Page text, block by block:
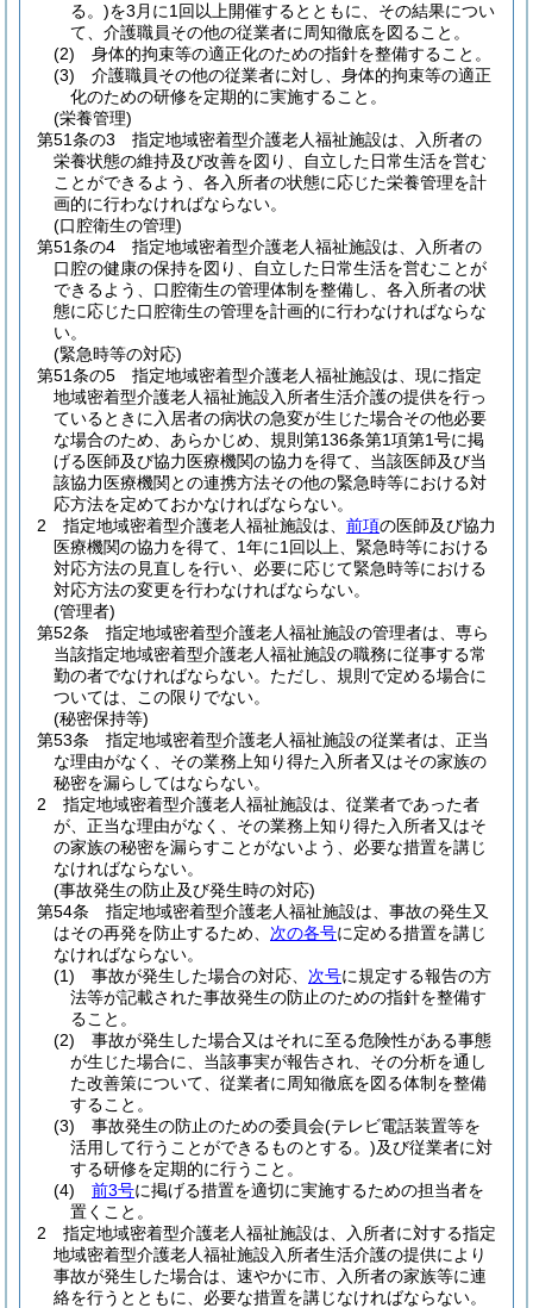
る。)を3月に1回以上開催するとともに、その結果につい
て、介護職員その他の従業者に周知徹底を図ること。
(2)
身体的拘束等の適正化のための指針を整備すること。
(3)
介護職員その他の従業者に対し、身体的拘束等の適正
化のための研修を定期的に実施すること。
(栄養管理)
第51条の3
指定地域密着型介護老人福祉施設は、入所者の
栄養状態の維持及び改善を図り、自立した日常生活を営む
ことができるよう、各入所者の状態に応じた栄養管理を計
画的に行わなければならない。
(口腔衛生の管理)
第51条の4
指定地域密着型介護老人福祉施設は、入所者の
口腔の健康の保持を図り、自立した日常生活を営むことが
できるよう、口腔衛生の管理体制を整備し、各入所者の状
態に応じた口腔衛生の管理を計画的に行わなければならな
い。
(緊急時等の対応)
第51条の5
指定地域密着型介護老人福祉施設は、現に指定
地域密着型介護老人福祉施設入所者生活介護の提供を行っ
ているときに入居者の病状の急変が生じた場合その他必要
な場合のため、あらかじめ、規則第136条第1項第1号に掲
げる医師及び協力医療機関の協力を得て、当該医師及び当
該協力医療機関との連携方法その他の緊急時等における対
応方法を定めておかなければならない。
2
指定地域密着型介護老人福祉施設は、 前項の医師及び協力
医療機関の協力を得て、1年に1回以上、緊急時等における
対応方法の見直しを行い、必要に応じて緊急時等における
対応方法の変更を行わなければならない。
(管理者)
第52条
指定地域密着型介護老人福祉施設の管理者は、専ら
当該指定地域密着型介護老人福祉施設の職務に従事する常
勤の者でなければならない。 ただし、規則で定める場合に
ついては、この限りでない。
(秘密保持等)
第53条
指定地域密着型介護老人福祉施設の従業者は、正当
な理由がなく、その業務上知り得た入所者又はその家族の
秘密を漏らしてはならない。
2
指定地域密着型介護老人福祉施設は、従業者であった者
が、正当な理由がなく、その業務上知り得た入所者又はそ
の家族の秘密を漏らすことがないよう、必要な措置を講じ
なければならない。
(事故発生の防止及び発生時の対応)
第54条
指定地域密着型介護老人福祉施設は、事故の発生又
はその再発を防止するため、 次の各号に定める措置を講じ
なければならない。
(1)
事故が発生した場合の対応、 次号に規定する報告の方
法等が記載された事故発生の防止のための指針を整備す
ること。
(2)
事故が発生した場合又はそれに至る危険性がある事態
が生じた場合に、当該事実が報告され、その分析を通し
た改善策について、従業者に周知徹底を図る体制を整備
すること。
(3)
事故発生の防止のための委員会(テレビ電話装置等を
活用して行うことができるものとする。)及び従業者に対
する研修を定期的に行うこと。
(4)
前3号に掲げる措置を適切に実施するための担当者を
置くこと。
2
指定地域密着型介護老人福祉施設は、入所者に対する指定
地域密着型介護老人福祉施設入所者生活介護の提供により
事故が発生した場合は、速やかに市、入所者の家族等に連
絡を行うとともに、必要な措置を講じなければならない。